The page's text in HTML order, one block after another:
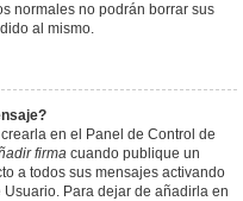
normales no podrán borrar sus
al mismo.
en el Panel de Control de
firma cuando publique un
a todos sus mensajes activando
Para dejar de añadirla en